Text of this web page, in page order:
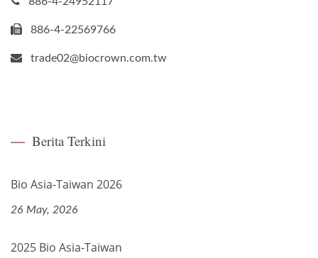
886-4-22569766
trade02@biocrown.com.tw
Berita Terkini
Bio Asia-Taiwan 2026
26 May, 2026
2025 Bio Asia-Taiwan